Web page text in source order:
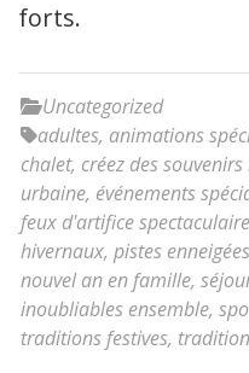
forts.
Uncategorized
adultes, animations
chalet, créez des
urbaine, événements
feux d'artifice spectaculaire
hivernaux, pistes enneigées
nouvel an en famille,
inoubliables ensemble,
traditions festives,